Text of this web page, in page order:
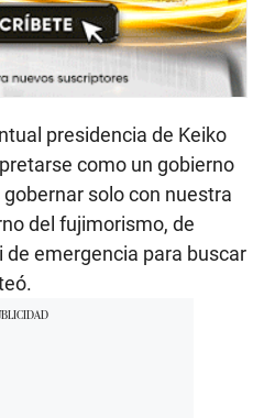
presidencia de Keiko
como un gobierno
solo con nuestra
del fujimorismo, de
de emergencia para buscar